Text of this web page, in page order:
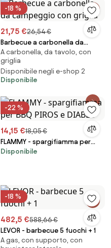
-18 %
21,75 €26,54 €
Barbecue a carbonella da
campeggio con griglia
A carbonella, da tavolo, con
griglia
Disponibile negli e-shop 2
Disponibile
-22 %
14,15 €18,05 €
FLAMMY - spargifiamma per
BBQ PIROS e DIABLO
Disponibile
-18 %
482,5 €588,66 €
LEVOR - barbecue 5 fuochi + 1
A gas, con supporto, con